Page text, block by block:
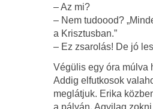
– Az mi?
– Nem tudoood?
a Krisztusban.”
– Ez zsarolás! De jó
Végülis egy óra múlva
Addig elfutkosok
meglátjuk. Erika